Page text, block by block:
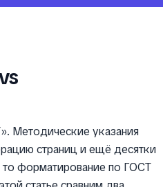
Методические указания
страниц и ещё десятки
форматирование по ГОСТ